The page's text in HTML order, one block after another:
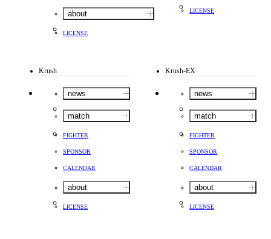
about
LICENSE
LICENSE
Krush
news
match
FIGHTER
SPONSOR
CALENDAR
about
LICENSE
Krush-EX
news
match
FIGHTER
SPONSOR
CALENDAR
about
LICENSE